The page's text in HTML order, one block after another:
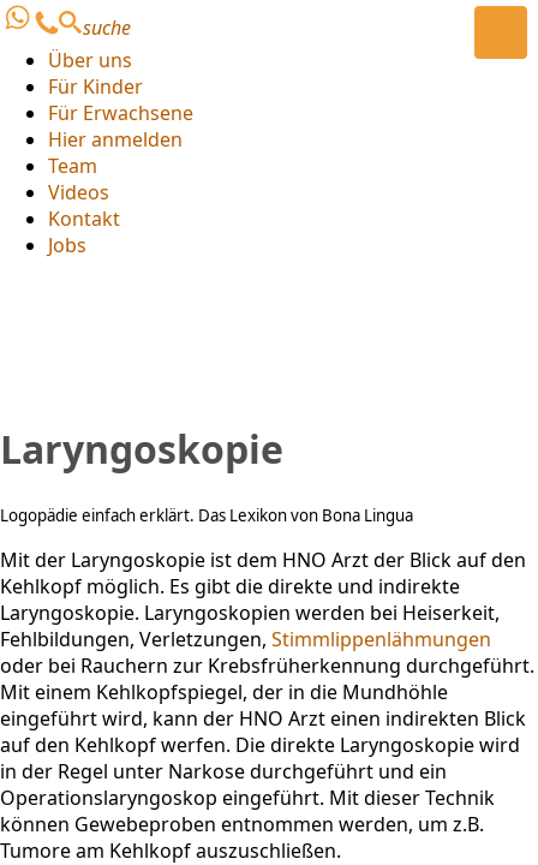
suche
Über uns
Für Kinder
Für Erwachsene
Hier anmelden
Team
Videos
Kontakt
Jobs
Laryngoskopie
Logopädie einfach erklärt. Das Lexikon von Bona Lingua
Mit der Laryngoskopie ist dem HNO Arzt der Blick auf den
Kehlkopf möglich. Es gibt die direkte und indirekte
Laryngoskopie. Laryngoskopien werden bei Heiserkeit,
Fehlbildungen, Verletzungen, Stimmlippenlähmungen
oder bei Rauchern zur Krebsfrüherkennung durchgeführt.
Mit einem Kehlkopfspiegel, der in die Mundhöhle
eingeführt wird, kann der HNO Arzt einen indirekten Blick
auf den Kehlkopf werfen. Die direkte Laryngoskopie wird
in der Regel unter Narkose durchgeführt und ein
Operationslaryngoskop eingeführt. Mit dieser Technik
können Gewebeproben entnommen werden, um z.B.
Tumore am Kehlkopf auszuschließen.